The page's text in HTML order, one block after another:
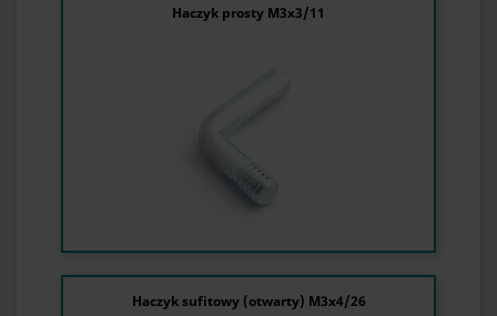
Haczyk prosty M3x3/11
Haczyk sufitowy (otwarty) M3x4/26